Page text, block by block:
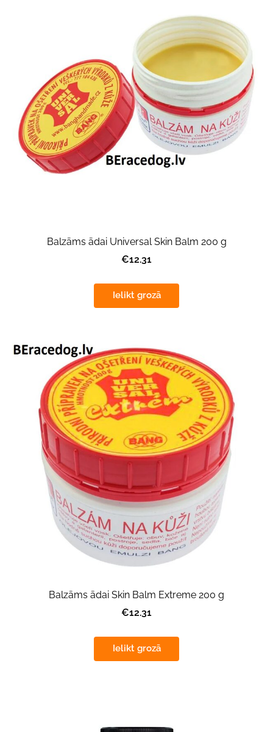
Balzāms ādai Universal Skin Balm 200 g
€12.31
Ielikt grozā
Balzāms ādai Skin Balm Extreme 200 g
€12.31
Ielikt grozā